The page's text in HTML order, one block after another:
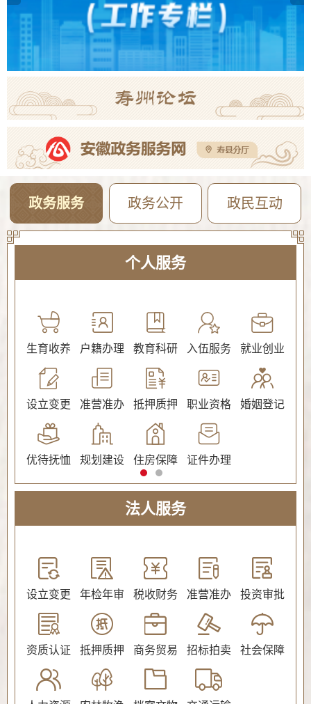
政务服务 政务公开 政民互动
个人服务
生育收养 户籍办理 教育科研 入伍服务 就业创业
设立变更 准营准办 抵押质押 职业资格 婚姻登记
优待抚恤 规划建设 住房保障 证件办理
法人服务
设立变更 年检年审 税收财务 准营准办 投资审批
资质认证 抵押质押 商务贸易 招标拍卖 社会保障